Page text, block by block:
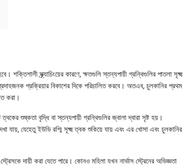
স্ক্র্যাচিংয়ের কারণে, ক্ষতগুলি স্তন্যপায়ী গ্রন্থিগুলির পাতলা সূক্ষ্ম
প্রক্রিয়ার বিকাশের দিকে পরিচালিত করবে। অতএব, চুলকানির প্রথম
করা।
শুষ্কতা বৃদ্ধি বা স্তন্যপায়ী গ্রন্থিগুলির জ্বালা দ্বারা সৃষ্ট হয়।
যায়, যেহেতু ইউভি রশ্মি সূক্ষ্ম ত্বক শুকিয়ে যায় এবং এর খোসা এবং চুলকানির
দায়ী করা যেতে পারে। কোনও মহিলা যখন নার্ভাস স্ট্রেনের অভিজ্ঞতা